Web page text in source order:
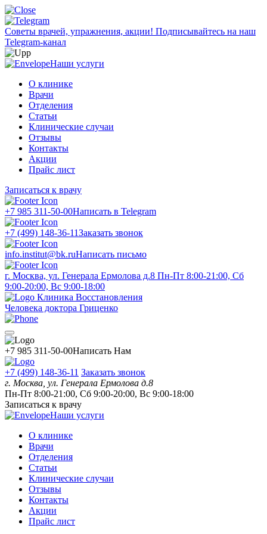
Советы врачей, упражнения, акции! Подписывайтесь на наш
Telegram-канал
Наши услуги
О клинике
Врачи
Отделения
Статьи
Клинические случаи
Отзывы
Контакты
Акции
Прайс лист
Записаться к врачу
+7 985 311-50-00Написать в Telegram
+7 (499) 148-36-11Заказать звонок
info.institut@bk.ruНаписать письмо
г. Москва, ул. Генерала Ермолова д.8 Пн-Пт 8:00-21:00, Сб
9:00-20:00, Вс 9:00-18:00
Клиника Восстановления
Человека доктора Гриценко
+7 985 311-50-00Написать Нам
+7 (499) 148-36-11 Заказать звонок
г. Москва, ул. Генерала Ермолова д.8
Пн-Пт 8:00-21:00, Сб 9:00-20:00, Вс 9:00-18:00
Записаться к врачу
Наши услуги
О клинике
Врачи
Отделения
Статьи
Клинические случаи
Отзывы
Контакты
Акции
Прайс лист